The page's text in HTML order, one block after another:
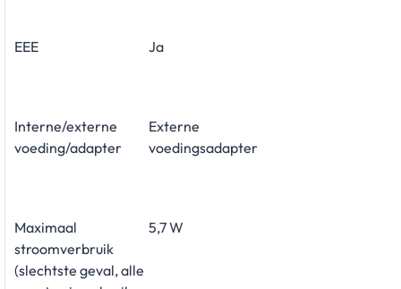
EEE Ja
Interne/externe
voeding/adapter
Externe
voedingsadapter
Maximaal
stroomverbruik
(slechtste geval, alle
5,7 W